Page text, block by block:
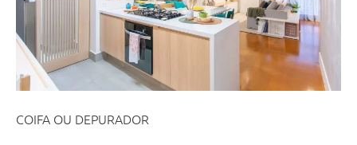
COIFA OU DEPURADOR